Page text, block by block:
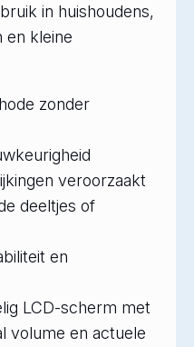
in huishoudens,
en kleine
zonder
veroorzaakt
deeltjes of
en
LCD-scherm met
volume en actuele